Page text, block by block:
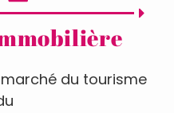
du tourisme